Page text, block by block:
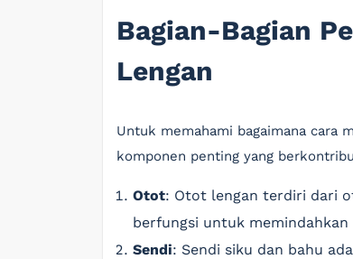
Bagian-Bagian
Lengan
Untuk memahami bagaimana cara
komponen penting yang
Otot: Otot lengan terdiri dari
berfungsi untuk memindahkan
Sendi: Sendi siku dan bahu